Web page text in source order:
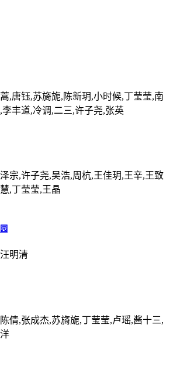
,唐钰,苏旖旎,陈新玥,小时候,丁莹莹,南
李丰道,冷调,二三,许子尧,张英
宗,许子尧,吴浩,周杭,王佳玥,王辛,王致
,丁莹莹,王晶
明清
倩,张成杰,苏旖旎,丁莹莹,卢瑶,酱十三,